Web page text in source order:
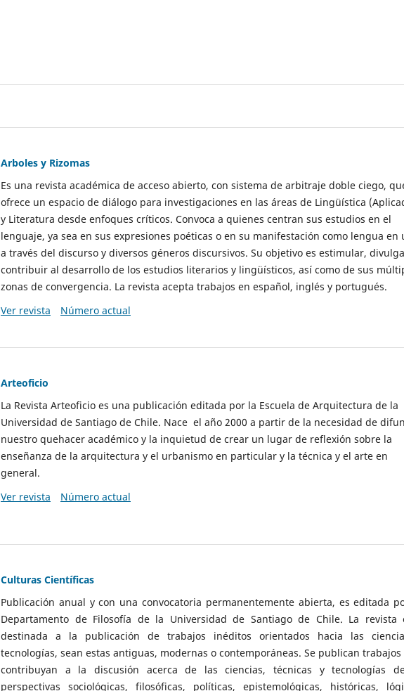
Arboles y Rizomas
Es una revista académica de acceso abierto, con sistema de arbitraje doble ciego,
ofrece un espacio de diálogo para investigaciones en las áreas de Lingüística
y Literatura desde enfoques críticos. Convoca a quienes centran sus estudios en el
lenguaje, ya sea en sus expresiones poéticas o en su manifestación como lengua en
a través del discurso y diversos géneros discursivos. Su objetivo es estimular,
contribuir al desarrollo de los estudios literarios y lingüísticos, así como de sus
zonas de convergencia. La revista acepta trabajos en español, inglés y portugués.
Ver revista
Número actual
Arteoficio
La Revista Arteoficio es una publicación editada por la Escuela de Arquitectura de la
Universidad de Santiago de Chile. Nace el año 2000 a partir de la necesidad de
nuestro quehacer académico y la inquietud de crear un lugar de reflexión sobre la
enseñanza de la arquitectura y el urbanismo en particular y la técnica y el arte en
general.
Ver revista
Número actual
Culturas Científicas
Publicación anual y con una convocatoria permanentemente abierta, es editada
Departamento de Filosofía de la Universidad de Santiago de Chile. La revista
destinada a la publicación de trabajos inéditos orientados hacia las
tecnologías, sean estas antiguas, modernas o contemporáneas. Se publican
contribuyan a la discusión acerca de las ciencias, técnicas y tecnologías
perspectivas sociológicas, filosóficas, políticas, epistemológicas, históricas,